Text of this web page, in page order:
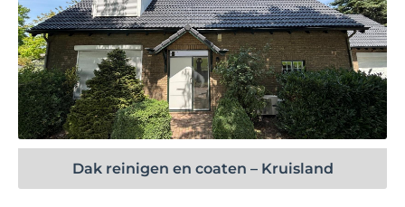
Bekijk project
Dak reinigen en coaten – Kruisland